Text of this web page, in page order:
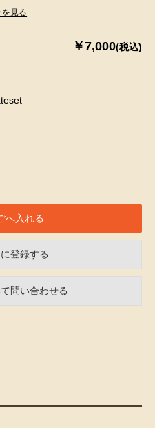
見る
￥7,000(税込)
登録する
問い合わせる